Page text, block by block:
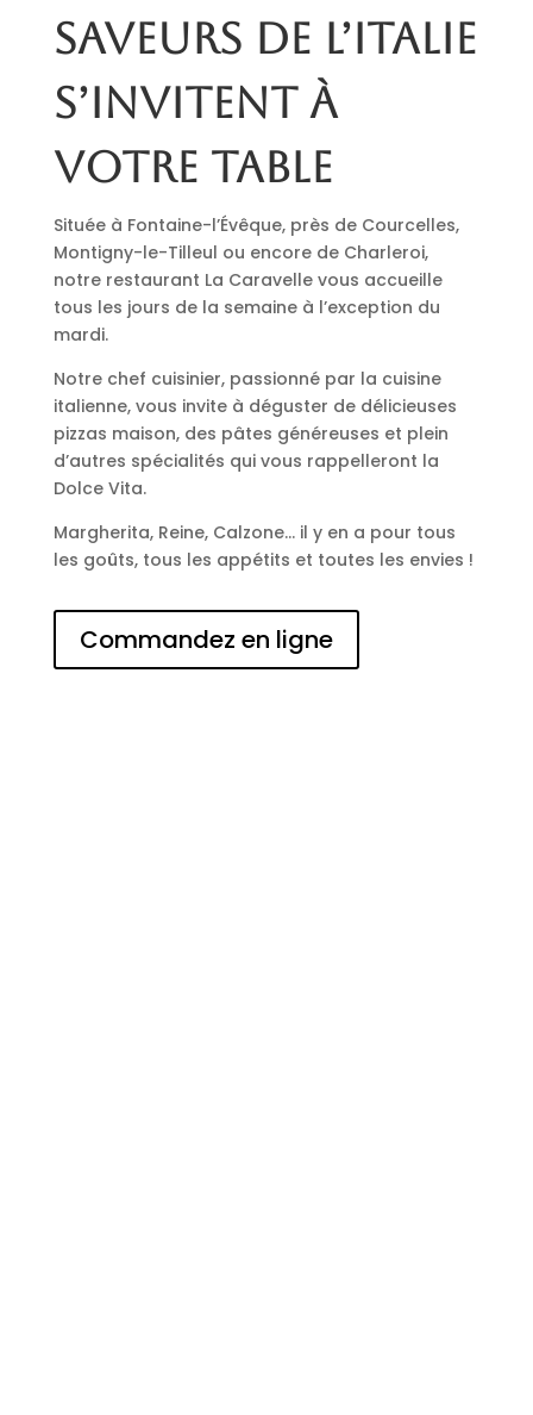
saveurs de l’Italie
s’invitent à
votre table
Située à Fontaine-l’Évêque, près de Courcelles,
Montigny-le-Tilleul ou encore de Charleroi,
notre restaurant La Caravelle vous accueille
tous les jours de la semaine à l’exception du
mardi.
Notre chef cuisinier, passionné par la cuisine
italienne, vous invite à déguster de délicieuses
pizzas maison, des pâtes généreuses et plein
d’autres spécialités qui vous rappelleront la
Dolce Vita.
Margherita, Reine, Calzone… il y en a pour tous
les goûts, tous les appétits et toutes les envies !
Commandez en ligne